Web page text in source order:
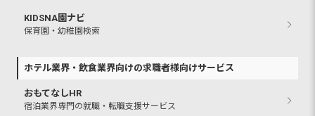
KIDSNA園ナビ
保育園・幼稚園検索
ホテル業界・飲食業界向けの求職者様向けサービス
おもてなしHR
宿泊業界専門の就職・転職支援サービス